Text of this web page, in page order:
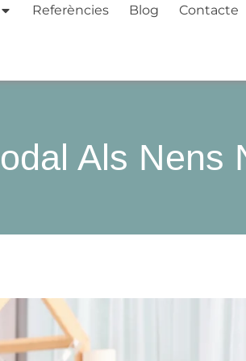
Referències Blog Contacte
Als Nens